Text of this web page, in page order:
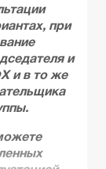
при
и
и в то же